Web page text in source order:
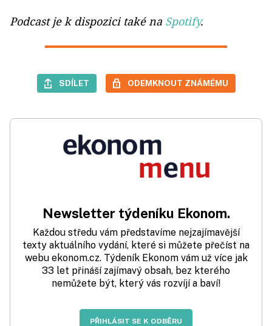
Podcast je k dispozici také na Spotify.
SDÍLET ODEMKNOUT ZNÁMÉMU
Newsletter týdeníku Ekonom.
Každou středu vám představíme nejzajímavější
texty aktuálního vydání, které si můžete přečíst na
webu ekonom.cz. Týdeník Ekonom vám už více jak
33 let přináší zajímavý obsah, bez kterého
nemůžete být, který vás rozvíjí a baví!
PŘIHLÁSIT SE K ODBĚRU